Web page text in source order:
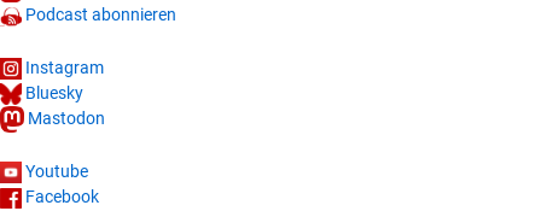
Podcast abonnieren
Instagram
Bluesky
Mastodon
Youtube
Facebook